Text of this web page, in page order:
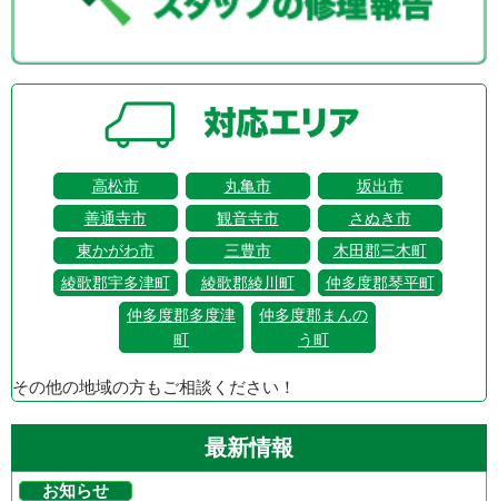
高松市 丸亀市
坂出市
善通寺市
観音寺市
さぬき市
東かがわ市
三豊市
木田郡三木町
綾歌郡宇多津町
綾歌郡綾川町
仲多度郡琴平町
仲多度郡多度津
町
仲多度郡まんの
う町
その他の地域の方もご相談ください！
最新情報
お知らせ